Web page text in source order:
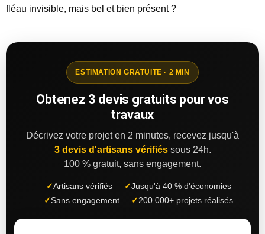
fléau invisible, mais bel et bien présent ?
ESTIMATION GRATUITE · 2 MIN
Obtenez 3 devis gratuits pour vos
travaux
Décrivez votre projet en 2 minutes, recevez jusqu'à
3 devis d'artisans vérifiéssous 24h.
100 % gratuit, sans engagement.
✓Artisans vérifiés ✓Jusqu'à 40 % d'économies
✓Sans engagement ✓ 200 000+ projets réalisés